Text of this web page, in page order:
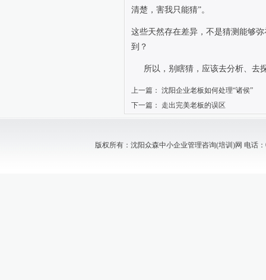
清楚，害我只能猜”。
这些天然存在差异，不是猜测能够
到？
所以，别瞎猜，应该去分析、去
上一篇： 沈阳企业老板如何处理“诸侯”
下一篇：
走出完美老板的误区
版权所有：沈阳众森中小企业管理咨询(培训)网 电话：